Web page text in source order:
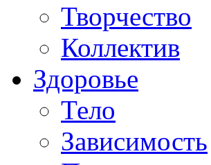
Творчество
Коллектив
Здоровье
Тело
Зависимость